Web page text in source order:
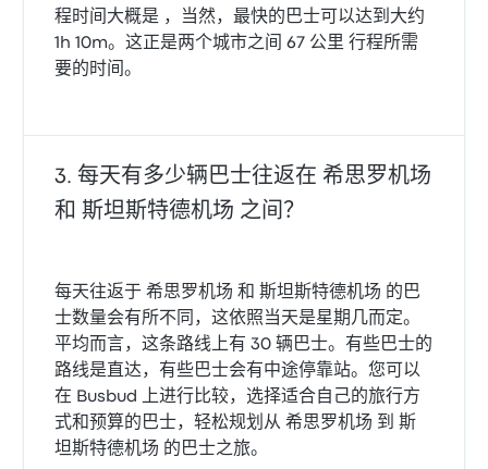
程时间大概是 ，当然，最快的巴士可以达到大约
1h 10m。这正是两个城市之间 67 公里 行程所需
要的时间。
每天有多少辆巴士往返在 希思罗机场
和 斯坦斯特德机场 之间？
每天往返于 希思罗机场 和 斯坦斯特德机场 的巴
士数量会有所不同，这依照当天是星期几而定。
平均而言，这条路线上有 30 辆巴士。有些巴士的
路线是直达，有些巴士会有中途停靠站。您可以
在 Busbud 上进行比较，选择适合自己的旅行方
式和预算的巴士，轻松规划从 希思罗机场 到 斯
坦斯特德机场 的巴士之旅。